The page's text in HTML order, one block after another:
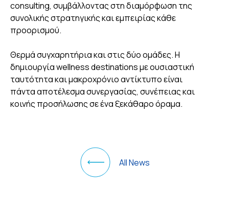
consulting, συμβάλλοντας στη διαμόρφωση της
συνολικής στρατηγικής και εμπειρίας κάθε
προορισμού.
Θερμά συγχαρητήρια και στις δύο ομάδες. Η
δημιουργία wellness destinations με ουσιαστική
ταυτότητα και μακροχρόνιο αντίκτυπο είναι
πάντα αποτέλεσμα συνεργασίας, συνέπειας και
κοινής προσήλωσης σε ένα ξεκάθαρο όραμα.
All News